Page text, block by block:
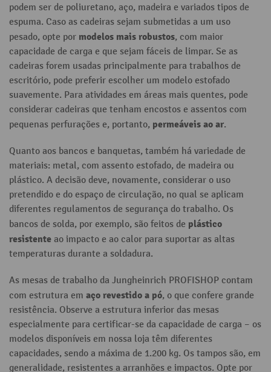
podem ser de poliuretano, aço, madeira e variados tipos de
espuma. Caso as cadeiras sejam submetidas a um uso
pesado, opte por modelos mais robustos, com maior
capacidade de carga e que sejam fáceis de limpar. Se as
cadeiras forem usadas principalmente para trabalhos de
escritório, pode preferir escolher um modelo estofado
suavemente. Para atividades em áreas mais quentes, pode
considerar cadeiras que tenham encostos e assentos com
pequenas perfurações e, portanto, permeáveis ao ar.
Quanto aos bancos e banquetas, também há variedade de
materiais: metal, com assento estofado, de madeira ou
plástico. A decisão deve, novamente, considerar o uso
pretendido e do espaço de circulação, no qual se aplicam
diferentes regulamentos de segurança do trabalho. Os
bancos de solda, por exemplo, são feitos de plástico
resistente ao impacto e ao calor para suportar as altas
temperaturas durante a soldadura.
As mesas de trabalho da Jungheinrich PROFISHOP contam
com estrutura em aço revestido a pó, o que confere grande
resistência. Observe a estrutura inferior das mesas
especialmente para certificar-se da capacidade de carga – os
modelos disponíveis em nossa loja têm diferentes
capacidades, sendo a máxima de 1.200 kg. Os tampos são, em
generalidade, resistentes a arranhões e impactos. Opte por